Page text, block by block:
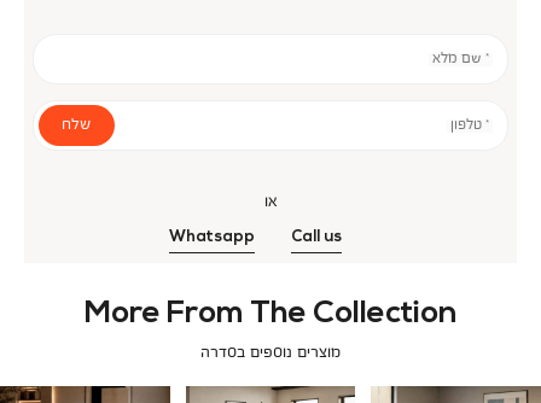
* שם מלא
* טלפון שלח
או
Call us
Whatsapp
More From The Collection
מוצרים נוספים בסדרה